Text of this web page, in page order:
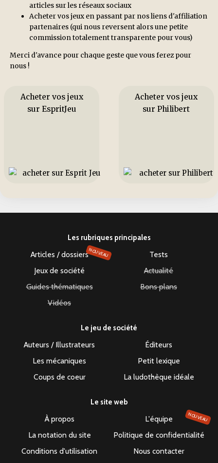
articles sur les réseaux sociaux
Acheter vos jeux en passant par nos liens d'affiliation
partenaires (qui nous reversent alors une petite
commission totalement transparente pour vous)
Merci d'avance pour chaque geste que vous ferez pour
nous !
Acheter vos jeux
sur EspritJeu
Acheter vos jeux
sur Philibert
Les rubriques principales
Articles / dossiersNOUVEAU
Tests
Jeux de société
Actualité
Guides thématiques
Bons plans
Vidéos
Le jeu de société
Auteurs / Illustrateurs
Éditeurs
Les mécaniques
Petit lexique
Coups de coeur
La ludothèque idéale
Le site web
À propos L'équipe NOUVEAU
La notation du site
Politique de confidentialité
Conditions d'utilisation
Nous contacter